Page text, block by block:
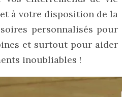
à votre disposition de la
personnalisés pour
et surtout pour aider
inoubliables !